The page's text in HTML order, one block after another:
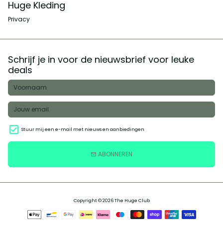
Huge Kleding
Privacy
Schrijf je in voor de nieuwsbrief voor leuke
deals
Stuur mij een e-mail met nieuws en aanbiedingen
email ABONNEREN
Copyright © 2026The Huge Club
Betaalmethoden